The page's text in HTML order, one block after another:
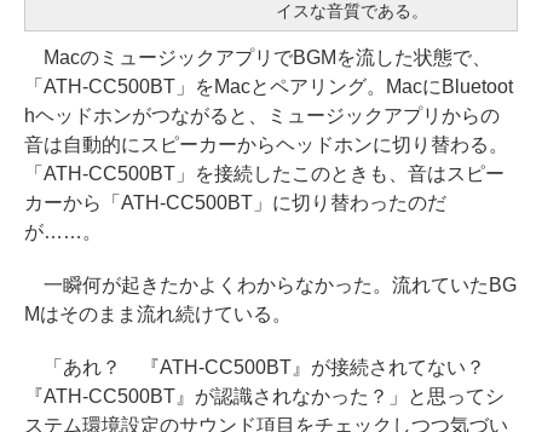
イスな音質である。
MacのミュージックアプリでBGMを流した状態で、
「ATH-CC500BT」をMacとペアリング。MacにBluetoot
hヘッドホンがつながると、ミュージックアプリからの
音は自動的にスピーカーからヘッドホンに切り替わる。
「ATH-CC500BT」を接続したこのときも、音はスピー
カーから「ATH-CC500BT」に切り替わったのだ
が……。
一瞬何が起きたかよくわからなかった。流れていたBG
Mはそのまま流れ続けている。
「あれ？ 『ATH-CC500BT』が接続されてない？
『ATH-CC500BT』が認識されなかった？」と思ってシ
ステム環境設定のサウンド項目をチェックしつつ気づい